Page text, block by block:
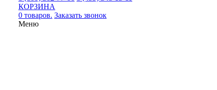
КОРЗИНА
0 товаров. Заказать звонок
Меню